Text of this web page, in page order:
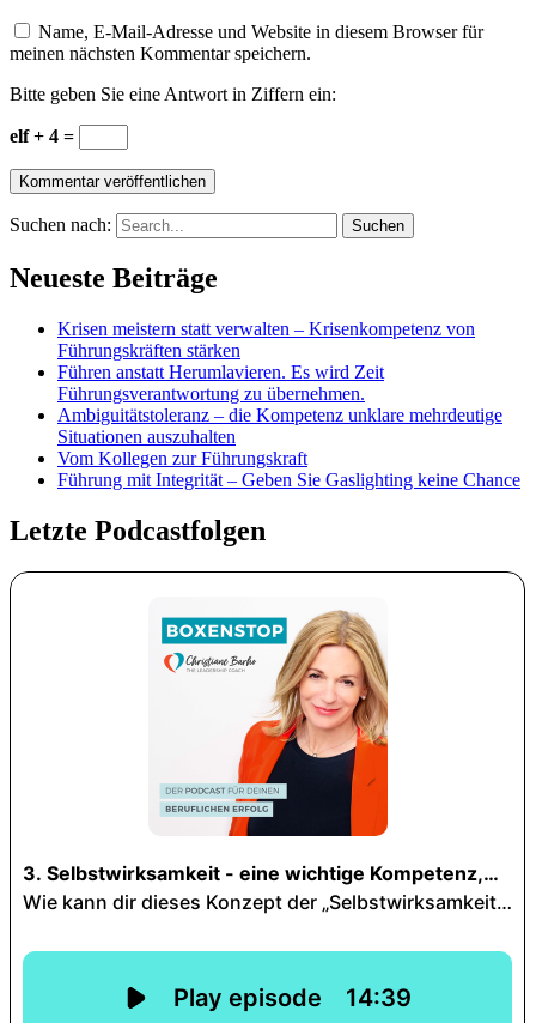
Name, E-Mail-Adresse und Website in diesem Browser für
meinen nächsten Kommentar speichern.
Bitte geben Sie eine Antwort in Ziffern ein:
elf + 4 =
Suchen nach:
Neueste Beiträge
Krisen meistern statt verwalten – Krisenkompetenz von
Führungskräften stärken
Führen anstatt Herumlavieren. Es wird Zeit
Führungsverantwortung zu übernehmen.
Ambiguitätstoleranz – die Kompetenz unklare mehrdeutige
Situationen auszuhalten
Vom Kollegen zur Führungskraft
Führung mit Integrität – Geben Sie Gaslighting keine Chance
Letzte Podcastfolgen